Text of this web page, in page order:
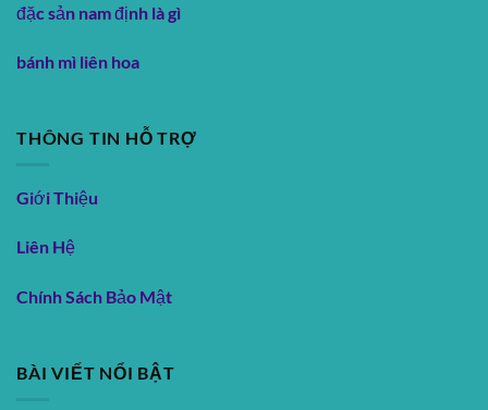
đặc sản nam định là gì
bánh mì liên hoa
THÔNG TIN HỖ TRỢ
Giới Thiệu
Liên Hệ
Chính Sách Bảo Mật
BÀI VIẾT NỔI BẬT